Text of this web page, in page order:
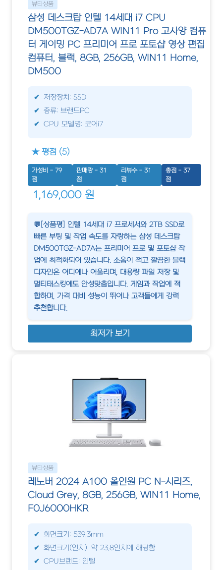
뷰티상품
삼성 데스크탑 인텔 14세대 i7 CPU
DM500TGZ-AD7A WIN11 Pro 고사양 컴퓨
터 게이밍 PC 프리미어 프로 포토샵 영상 편집
컴퓨터, 블랙, 8GB, 256GB, WIN11 Home,
DM500
저장장치: SSD
종류: 브랜드PC
CPU 모델명: 코어i7
★ 평점 (5)
가성비 - 79
점
판매량 - 31
점
리뷰수 - 31
점
총점 - 37
점
1,169,000 원
💬[상품평] 인텔 14세대 i7 프로세서와 2TB SSD로
빠른 부팅 및 작업 속도를 자랑하는 삼성 데스크탑
DM500TGZ-AD7A는 프리미어 프로 및 포토샵 작
업에 최적화되어 있습니다. 소음이 적고 깔끔한 블랙
디자인은 어디에나 어울리며, 대용량 파일 저장 및
멀티태스킹에도 안성맞춤입니다. 게임과 작업에 적
합하며, 가격 대비 성능이 뛰어나 고객들에게 강력
추천합니다.
최저가 보기
뷰티상품
레노버 2024 A100 올인원 PC N-시리즈,
Cloud Grey, 8GB, 256GB, WIN11 Home,
F0J6000HKR
화면크기: 539.3mm
화면크기(인치): 약 23.8인치에 해당함
CPU브랜드: 인텔